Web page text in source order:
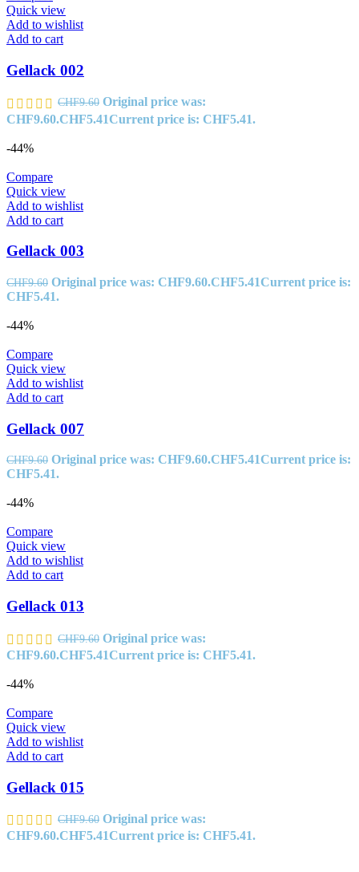
Quick view
Add to wishlist
Add to cart
Gellack 002
CHF9.60 Original price was:
CHF9.60.CHF5.41Current price is: CHF5.41.
-44%
Compare
Quick view
Add to wishlist
Add to cart
Gellack 003
CHF9.60 Original price was: CHF9.60.CHF5.41Current price is:
CHF5.41.
-44%
Compare
Quick view
Add to wishlist
Add to cart
Gellack 007
CHF9.60 Original price was: CHF9.60.CHF5.41Current price is:
CHF5.41.
-44%
Compare
Quick view
Add to wishlist
Add to cart
Gellack 013
CHF9.60 Original price was:
CHF9.60.CHF5.41Current price is: CHF5.41.
-44%
Compare
Quick view
Add to wishlist
Add to cart
Gellack 015
CHF9.60 Original price was:
CHF9.60.CHF5.41Current price is: CHF5.41.